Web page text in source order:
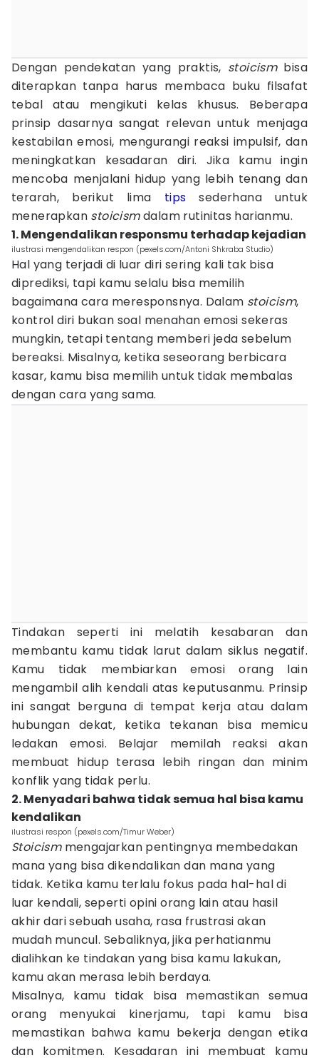
Dengan pendekatan yang praktis, stoicismbisa
diterapkan tanpa harus membaca buku filsafat
tebal atau mengikuti kelas khusus. Beberapa
prinsip dasarnya sangat relevan untuk menjaga
kestabilan emosi, mengurangi reaksi impulsif, dan
meningkatkan kesadaran diri. Jika kamu ingin
mencoba menjalani hidup yang lebih tenang dan
terarah, berikut lima tips sederhana untuk
menerapkan stoicismdalam rutinitas harianmu.
1. Mengendalikan responsmu terhadap kejadian
ilustrasi mengendalikan respon (pexels.com/Antoni Shkraba Studio)
Hal yang terjadi di luar diri sering kali tak bisa
diprediksi, tapi kamu selalu bisa memilih
bagaimana cara meresponsnya. Dalam stoicism,
kontrol diri bukan soal menahan emosi sekeras
mungkin, tetapi tentang memberi jeda sebelum
bereaksi. Misalnya, ketika seseorang berbicara
kasar, kamu bisa memilih untuk tidak membalas
dengan cara yang sama.
Tindakan seperti ini melatih kesabaran dan
membantu kamu tidak larut dalam siklus negatif.
Kamu tidak membiarkan emosi orang lain
mengambil alih kendali atas keputusanmu. Prinsip
ini sangat berguna di tempat kerja atau dalam
hubungan dekat, ketika tekanan bisa memicu
ledakan emosi. Belajar memilah reaksi akan
membuat hidup terasa lebih ringan dan minim
konflik yang tidak perlu.
2. Menyadari bahwa tidak semua hal bisa kamu
kendalikan
ilustrasi respon (pexels.com/Timur Weber)
Stoicismmengajarkan pentingnya membedakan
mana yang bisa dikendalikan dan mana yang
tidak. Ketika kamu terlalu fokus pada hal-hal di
luar kendali, seperti opini orang lain atau hasil
akhir dari sebuah usaha, rasa frustrasi akan
mudah muncul. Sebaliknya, jika perhatianmu
dialihkan ke tindakan yang bisa kamu lakukan,
kamu akan merasa lebih berdaya.
Misalnya, kamu tidak bisa memastikan semua
orang menyukai kinerjamu, tapi kamu bisa
memastikan bahwa kamu bekerja dengan etika
dan komitmen. Kesadaran ini membuat kamu